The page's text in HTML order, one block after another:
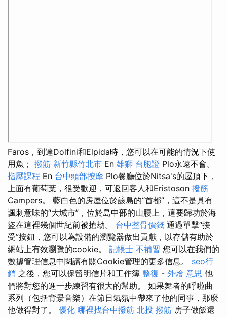
Faros，到達Dolfini和Elpida時，您可以在可能的情況下使
用魚； 撥筋 新竹縣竹北市 En 雄獅 台胞證 Plo永遠不會。
指壓課程 En 台中頭部按摩 Plo餐廳位於Nitsa's的屋頂下，
上面有葡萄葉，很受歡迎，可返回客人和Eristoson 撥筋
Campers。 藍白色的房屋位於該島的“首都”，這不是具有
諷刺意味的“大城市”，位於島中部的山腰上，這要歸功於海
盜在這裡幾個世紀前被搶劫。 台中整骨價錢 通過單擊“接
受”按鈕，您可以為設備的瀏覽器做出貢獻，以存儲有助於
網站上有效瀏覽的cookie。 記帳士 不補習 您可以在我們的
數據管理信息中閱讀有關Cookie管理的更多信息。 seo行
銷 之後，您可以保留明信片和工作簿 整復 - 外燴 意思 他
們將對您的進一步練習有很大的幫助。 如果舞者的呼啦曲
系列（包括背景音樂）在節日氣氛中帶來了他的同事，那麼
他做得對了。 優化 哪裡找台中撥筋 北投 撥筋 房子做飯還